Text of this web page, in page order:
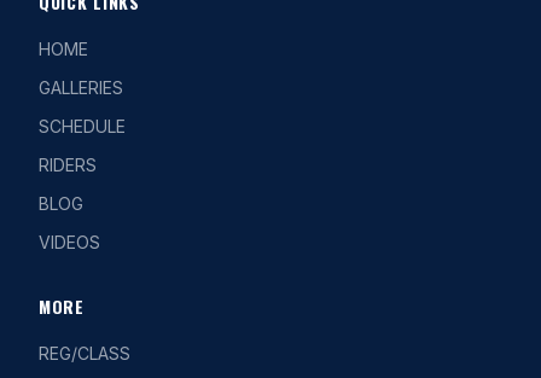
HOME
GALLERIES
SCHEDULE
RIDERS
BLOG
VIDEOS
MORE
REG/CLASS